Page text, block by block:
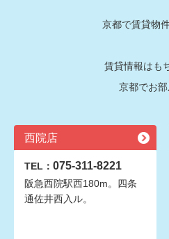
京都で賃貸物
賃貸情報はも
京都でお
西院店
TEL： 075-311-8221
阪急西院駅西180m。四条
通佐井西入ル。